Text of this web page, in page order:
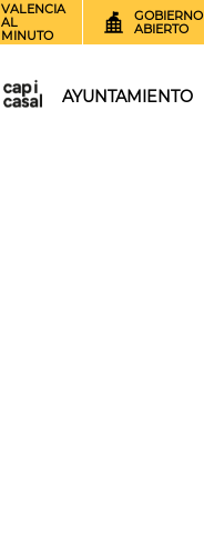
VALENCIA
AL
MINUTO
GOBIERNO
ABIERTO
AYUNTAMIENTO